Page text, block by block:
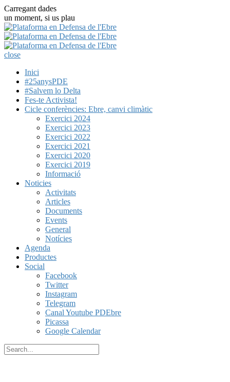
Carregant dades
un moment, si us plau
close
Inici
#25anysPDE
#Salvem lo Delta
Fes-te Activista!
Cicle conferències: Ebre, canvi climàtic
Exercici 2024
Exercici 2023
Exercici 2022
Exercici 2021
Exercici 2020
Exercici 2019
Informació
Noticies
Activitats
Articles
Documents
Events
General
Notícies
Agenda
Productes
Social
Facebook
Twitter
Instagram
Telegram
Canal Youtube PDEbre
Picassa
Google Calendar